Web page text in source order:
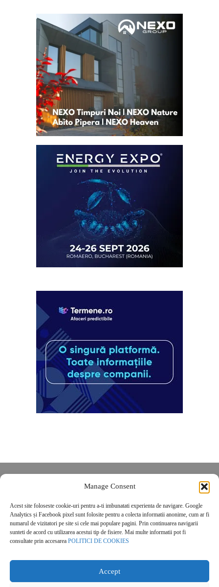
Manage Consent
Acest site foloseste cookie-uri pentru a-ti imbunatati experienta de navigare. Google
Analytics și Facebook pixel sunt folosite pentru a colecta informatii anonime, cum ar fi
numarul de vizitatori pe site si cele mai populare pagini. Prin continuarea navigarii
sunteti de acord cu utilizarea acestui tip de fisiere. Mai multe informatii pot fi
consultate prin accesarea POLITICI DE COOKIES
Accept
POLITICĂ DE CONFIDENȚIALITATE
Politica de cookies